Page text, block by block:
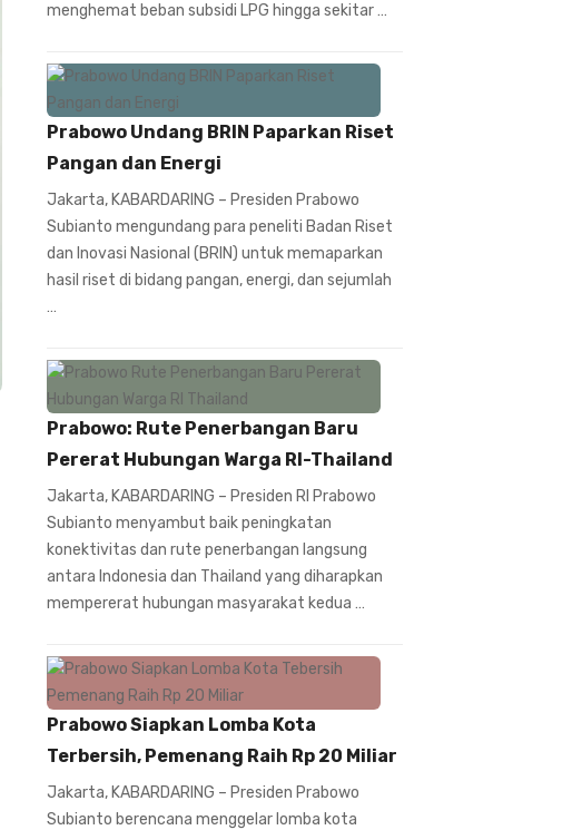
menghemat beban subsidi LPG hingga sekitar …
Prabowo Undang BRIN Paparkan Riset
Pangan dan Energi
Jakarta, KABARDARING – Presiden Prabowo
Subianto mengundang para peneliti Badan Riset
dan Inovasi Nasional (BRIN) untuk memaparkan
hasil riset di bidang pangan, energi, dan sejumlah
…
Prabowo: Rute Penerbangan Baru
Pererat Hubungan Warga RI-Thailand
Jakarta, KABARDARING – Presiden RI Prabowo
Subianto menyambut baik peningkatan
konektivitas dan rute penerbangan langsung
antara Indonesia dan Thailand yang diharapkan
mempererat hubungan masyarakat kedua …
Prabowo Siapkan Lomba Kota
Terbersih, Pemenang Raih Rp 20 Miliar
Jakarta, KABARDARING – Presiden Prabowo
Subianto berencana menggelar lomba kota